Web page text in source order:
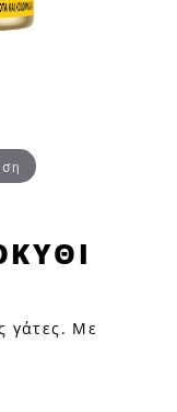
γάτες. Με